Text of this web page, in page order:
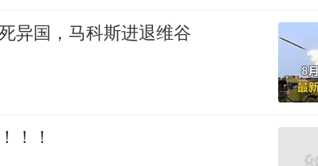
异国，马科斯进退维谷
！！